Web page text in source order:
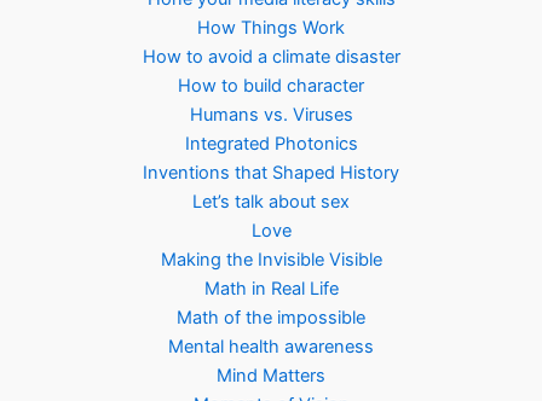
How Things Work
How to avoid a climate disaster
How to build character
Humans vs. Viruses
Integrated Photonics
Inventions that Shaped History
Let’s talk about sex
Love
Making the Invisible Visible
Math in Real Life
Math of the impossible
Mental health awareness
Mind Matters